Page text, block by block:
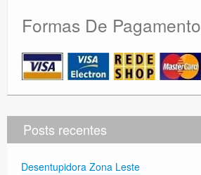
Formas De Pagamento
Posts recentes
Desentupidora Zona Leste